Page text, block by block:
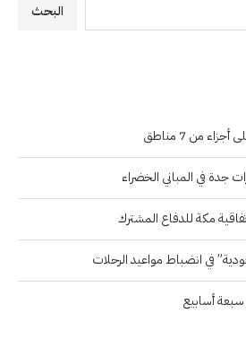
البحث
من 7 مناطق
جدة في المباني الخضراء
مكة للدفاع المشترك
في انضباط مواعيد الرحلات
أسابيع